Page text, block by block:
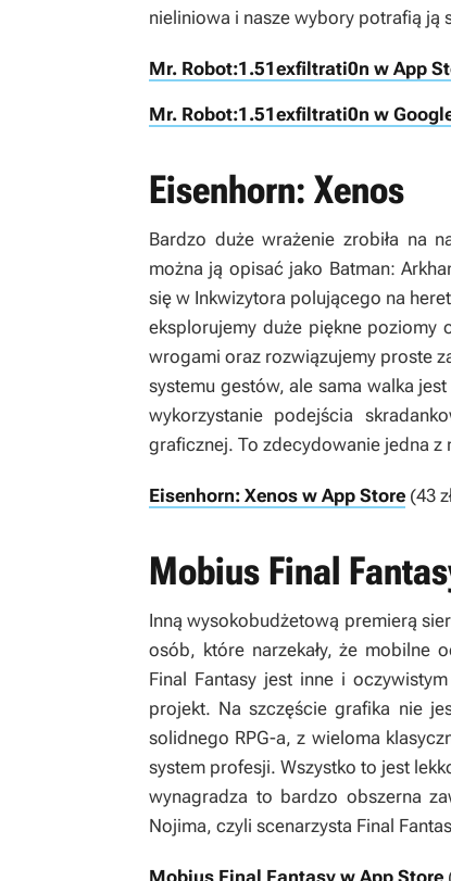
nieliniowa i nasze wybory potrafią ją
Mr. Robot:1.51exfiltrati0n w App
Mr. Robot:1.51exfiltrati0n w
Eisenhorn: Xenos
Bardzo duże wrażenie zrobiła na
można ją opisać jako Batman:
się w Inkwizytora polującego na
eksplorujemy duże piękne poziomy
wrogami oraz rozwiązujemy proste
systemu gestów, ale sama walka
wykorzystanie podejścia
graficznej. To zdecydowanie jedna z
Eisenhorn: Xenos w App Store (43
Mobius Final
Inną wysokobudżetową premierą
osób, które narzekały, że mobilne
Final Fantasy jest inne i
projekt. Na szczęście grafika nie
solidnego RPG-a, z wieloma
system profesji. Wszystko to jest
wynagradza to bardzo obszerna
Nojima, czyli scenarzysta Final
Mobius Final Fantasy w App Store